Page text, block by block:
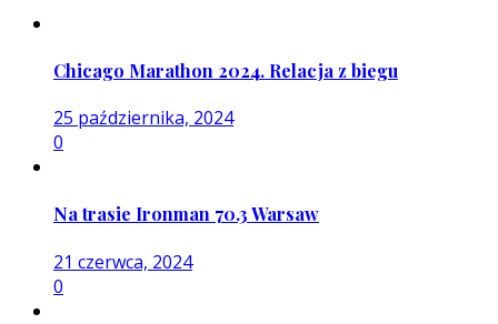
Chicago Marathon 2024. Relacja z biegu
25 października, 2024
0
Na trasie Ironman 70.3 Warsaw
21 czerwca, 2024
0